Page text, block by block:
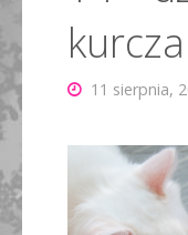
11 sierpnia,